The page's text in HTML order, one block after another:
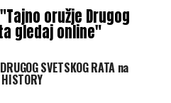
oružje Drugog
gledaj online"
SVETSKOG RATA na